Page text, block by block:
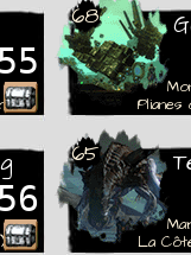
68
65
La